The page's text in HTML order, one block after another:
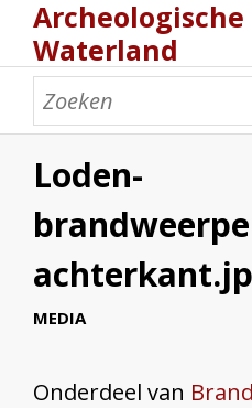
Waterland
Home
Archeologie
Collectie
Activiteiten
Wie zijn wij?
Determinatiemiddag
Magazines
Reglement
Contact
Loden-
MEDIA
Onderdeel van